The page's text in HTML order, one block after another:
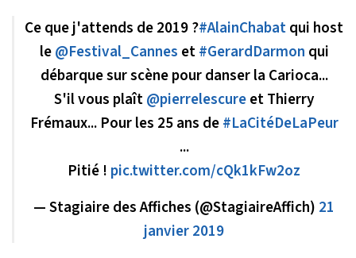
Ce que j'attends de 2019 ?#AlainChabatqui host
le@Festival_Cannes et#GerardDarmon qui
débarque sur scène pour danser la Carioca...
S'il vous plaît@pierrelescureet Thierry
Frémaux... Pour les 25 ans de#LaCitéDeLaPeur
...
Pitié ! pic.twitter.com/cQk1kFw2oz
— Stagiaire​ des Affiches (@StagiaireAffich) 21
janvier 2019